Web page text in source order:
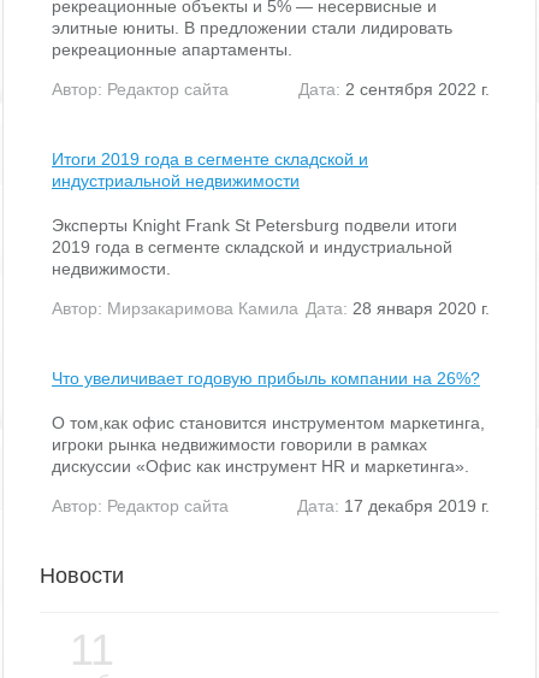
рекреационные объекты и 5% — несервисные и
элитные юниты. В предложении стали лидировать
рекреационные апартаменты.
Автор: Редактор сайта Дата: 2 сентября 2022 г.
Итоги 2019 года в сегменте складской и
индустриальной недвижимости
Эксперты Knight Frank St Petersburg подвели итоги
2019 года в сегменте складской и индустриальной
недвижимости.
Автор: Мирзакаримова Камила Дата: 28 января 2020 г.
Что увеличивает годовую прибыль компании на 26%?
О том,как офис становится инструментом маркетинга,
игроки рынка недвижимости говорили в рамках
дискуссии «Офис как инструмент HR и маркетинга».
Автор: Редактор сайта Дата: 17 декабря 2019 г.
Новости
11